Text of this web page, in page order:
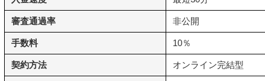
審査通過率 非公開
手数料 10％
契約方法 オンライン完結型